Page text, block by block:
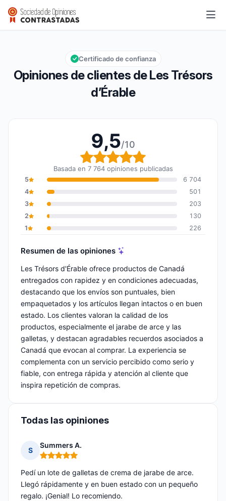
Les Trésors d’Érable
Calificación global: 9,5 de 10
9,5/10
Opiniones de clientes de Les Trésors
d’Érable
Certificado de confianza
9,5/10
Calificación global: 9,5
Basada en 7 764 opiniones publicadas
5
6 704
4
501
3
203
2
130
1
226
Resumen de las opiniones
Les Trésors d'Érable ofrece productos de Canadá
entregados con rapidez y en condiciones adecuadas,
destacando que los envíos son puntuales, bien
empaquetados y los artículos llegan intactos o en buen
estado. Los clientes valoran la calidad de los
productos, especialmente el jarabe de arce y las
galletas, y destacan agradables recuerdos asociados a
Canadá que evocan al comprar. La experiencia se
complementa con un servicio percibido como serio y
fiable, con entrega rápida y atención al cliente que
inspira repetición de compras.
Todas las opiniones
S
Summers A.
Nota: 5 de 5
Pedí un lote de galletas de crema de jarabe de arce.
Llegó rápidamente y en buen estado con un pequeño
regalo. ¡Genial! Lo recomiendo.